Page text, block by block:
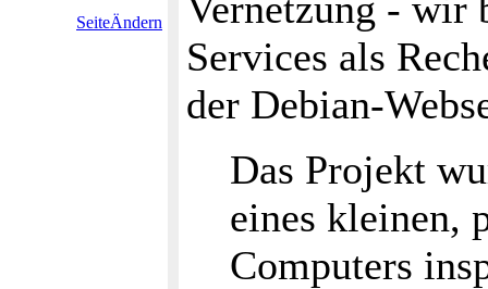
SeiteÄndern
Services als
der Debian-
Das Projekt
eines kleinen,
Computers